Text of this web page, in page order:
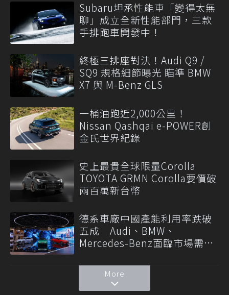
Subaru坦承性能車「變得太無
聊」成立全新性能部門，三款
手排跑車開發中！
終極三排座對決！Audi Q9 /
SQ9 規格細節曝光 瞄準 BMW
X7 與 M-Benz GLS
一桶油跑近2,000公里！
Nissan Qashqai e-POWER創
金氏世界紀錄
史上最貴全球限量Corolla
TOYOTA GRMN Corolla要價破
兩百萬新台幣
德系車廠中國產能利用率跌破
五成 Audi、BMW、
Mercedes-Benz面臨市場需求
More